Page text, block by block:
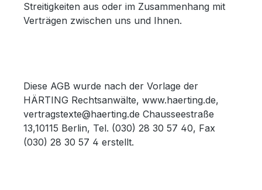
Streitigkeiten aus oder im Zusammenhang mit
Verträgen zwischen uns und Ihnen.
Diese AGB wurde nach der Vorlage der
HÄRTING Rechtsanwälte, www.haerting.de,
vertragstexte@haerting.de Chausseestraße
13,10115 Berlin, Tel. (030) 28 30 57 40, Fax
(030) 28 30 57 4 erstellt.